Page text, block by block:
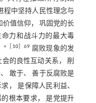
程中坚持人民性理念与
价值信仰， 巩固党的长
力和战斗力的最大毒
”
10］69 腐败现象的发
的良性互动关系， 削
敢于、 善于反腐败是
， 是保障人民利益、
根本要求， 是党提升